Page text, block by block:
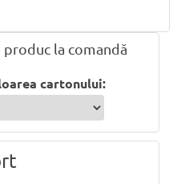
la comandă
cartonului: